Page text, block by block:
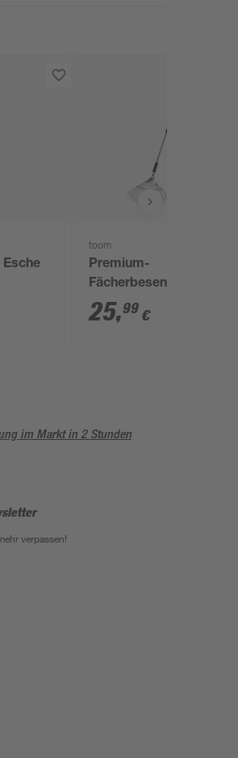
Esche
toom
Premium-
Fächerbesen
Carbonstahl 22
Zinken 175 cm
25,99 €
im Markt in 2 Stunden
verpassen!